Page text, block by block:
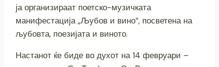
ја организираат поетско-музичката
манифестација „Љубов и вино“, посветена на
љубовта, поезијата и виното.
Настанот ќе биде во духот на 14 февруари –